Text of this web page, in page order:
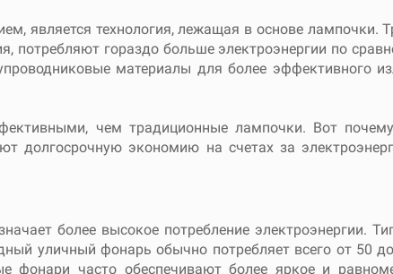
является технология, лежащая в основе лампочки.
гораздо больше электроэнергии по
материалы для более эффективного
чем традиционные лампочки. Вот
долгосрочную экономию на счетах за
более высокое потребление электроэнергии.
уличный фонарь обычно потребляет всего от 50
часто обеспечивают более яркое и